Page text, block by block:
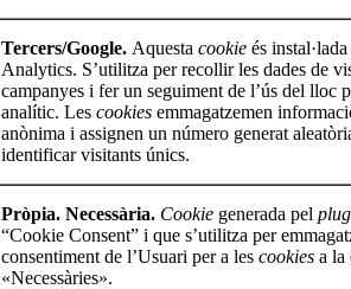
Tercers/Google. Aquesta cookie és
Analytics. S’utilitza per recollir les dades de
campanyes i fer un seguiment de l’ús del lloc
analític. Les cookies emmagatzemen
anònima i assignen un número generat
identificar visitants únics.
Pròpia. Necessària. Cookie generada pel
“Cookie Consent” i que s’utilitza per
consentiment de l’Usuari per a les cookies a la
«Necessàries».